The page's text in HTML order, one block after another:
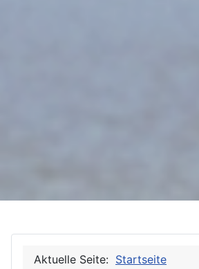
Aktuelle Seite: Startseite